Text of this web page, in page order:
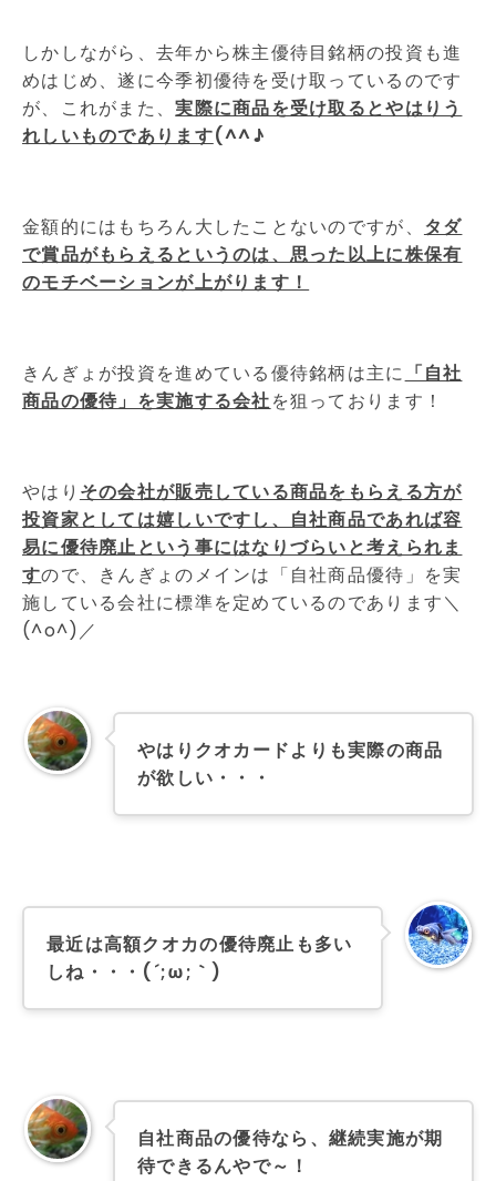
しかしながら、去年から株主優待目銘柄の投資も進
めはじめ、遂に今季初優待を受け取っているのです
が、これがまた、実際に商品を受け取るとやはりう
れしいものであります(^^♪
金額的にはもちろん大したことないのですが、 タダ
で賞品がもらえるというのは、思った以上に株保有
のモチベーションが上がります！
きんぎょが投資を進めている優待銘柄は主に 「自社
商品の優待」を実施する会社を狙っております！
やはり その会社が販売している商品をもらえる方が
投資家としては嬉しいですし、自社商品であれば容
易に優待廃止という事にはなりづらいと考えられま
すので、きんぎょのメインは「自社商品優待」を実
施している会社に標準を定めているのであります＼
(^o^)／
やはりクオカードよりも実際の商品
が欲しい・・・
最近は高額クオカの優待廃止も多い
しね・・・(´;ω;｀)
自社商品の優待なら、継続実施が期
待できるんやで～！